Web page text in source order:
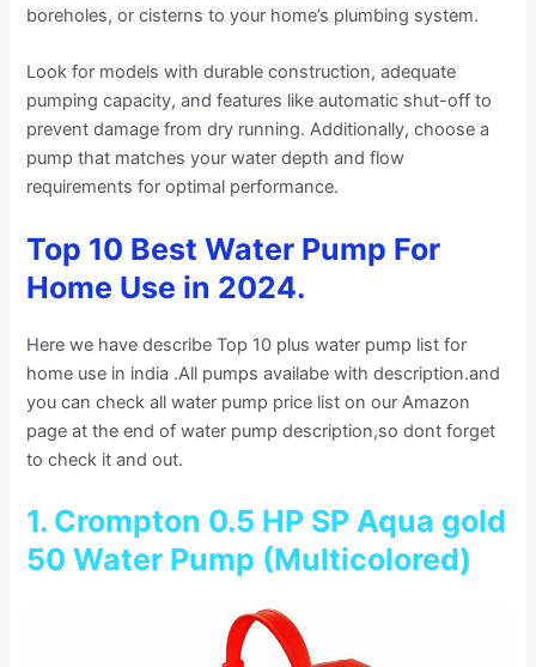
boreholes, or cisterns to your home’s plumbing system.
Look for models with durable construction, adequate
pumping capacity, and features like automatic shut-off to
prevent damage from dry running. Additionally, choose a
pump that matches your water depth and flow
requirements for optimal performance.
Top 10 Best Water Pump For
Home Use in 2024.
Here we have describe Top 10 plus water pump list for
home use in india .All pumps availabe with description.and
you can check all water pump price list on our Amazon
page at the end of water pump description,so dont forget
to check it and out.
1. Crompton 0.5 HP SP Aqua gold
50 Water Pump (Multicolored)